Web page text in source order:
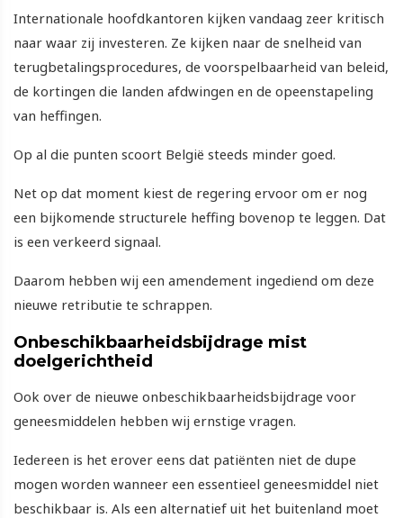
Internationale hoofdkantoren kijken vandaag zeer kritisch
naar waar zij investeren. Ze kijken naar de snelheid van
terugbetalingsprocedures, de voorspelbaarheid van beleid,
de kortingen die landen afdwingen en de opeenstapeling
van heffingen.
Op al die punten scoort België steeds minder goed.
Net op dat moment kiest de regering ervoor om er nog
een bijkomende structurele heffing bovenop te leggen. Dat
is een verkeerd signaal.
Daarom hebben wij een amendement ingediend om deze
nieuwe retributie te schrappen.
Onbeschikbaarheidsbijdrage mist
doelgerichtheid
Ook over de nieuwe onbeschikbaarheidsbijdrage voor
geneesmiddelen hebben wij ernstige vragen.
Iedereen is het erover eens dat patiënten niet de dupe
mogen worden wanneer een essentieel geneesmiddel niet
beschikbaar is. Als een alternatief uit het buitenland moet